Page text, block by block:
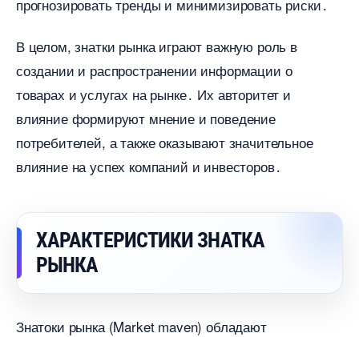
прогнозировать тренды и минимизировать риски․
целом, знатки рынка играют важную роль
создании и распространении информации о
товарах и услугах на рынке․ Их авторитет и
лияние формируют мнение и поведение
потребителей, а также оказывают значительное
лияние на успех компаний и инвесторов․
ХАРАКТЕРИСТИКИ ЗНАТКА
РЫНКА
Знатоки рынка (Market maven) обладают